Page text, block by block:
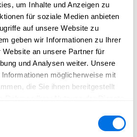
um Inhalte und Anzeigen zu
für soziale Medien anbieten
auf unsere Website zu
geben wir Informationen zu Ihrer
Website an unsere Partner für
und Analysen weiter. Unsere
möglicherweise mit
die Sie ihnen bereitgestellt
darunter der Präsident des
Stephan Harbarth, der
Baden-Württemberg
sowie zahlreiche
Bürgermeisterinnen und
Region.
gratuliert Jörg Albrecht
sondern wirken bis heute in